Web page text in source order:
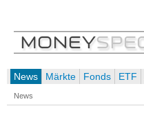
News Märkte Fonds ETF
News